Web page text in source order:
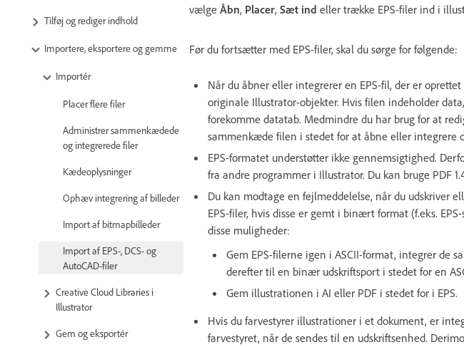
Tilføj og rediger indhold
Importere, eksportere og gemme
Importér
Placer flere filer
Administrer sammenkædede
og integrerede filer
Kædeoplysninger
Ophæv integrering af billeder
Import af bitmapbilleder
Import af EPS-, DCS- og
AutoCAD-filer
Creative Cloud Libraries i
Illustrator
Gem og eksportér
vælge Åbn, Placer, Sæt ind eller trække EPS-filer ind i
Før du fortsætter med EPS-filer, skal du sørge for følgende:
Når du åbner eller integrerer en EPS-fil, der er
originale Illustrator-objekter. Hvis filen indeholder
forekomme datatab. Medmindre du har brug for at
sammenkæde filen i stedet for at åbne eller integrere
EPS-formatet understøtter ikke gennemsigtighed.
fra andre programmer i Illustrator. Du kan bruge PDF
Du kan modtage en fejlmeddelelse, når du udskriver
EPS-filer, hvis disse er gemt i binært format (f.eks.
disse muligheder:
Gem EPS-filerne igen i ASCII-format, integrer de
derefter til en binær udskriftsport i stedet for en
Gem illustrationen i AI eller PDF i stedet for i EPS.
Hvis du farvestyrer illustrationer i et dokument, er
farvestyret, når de sendes til en udskriftsenhed.